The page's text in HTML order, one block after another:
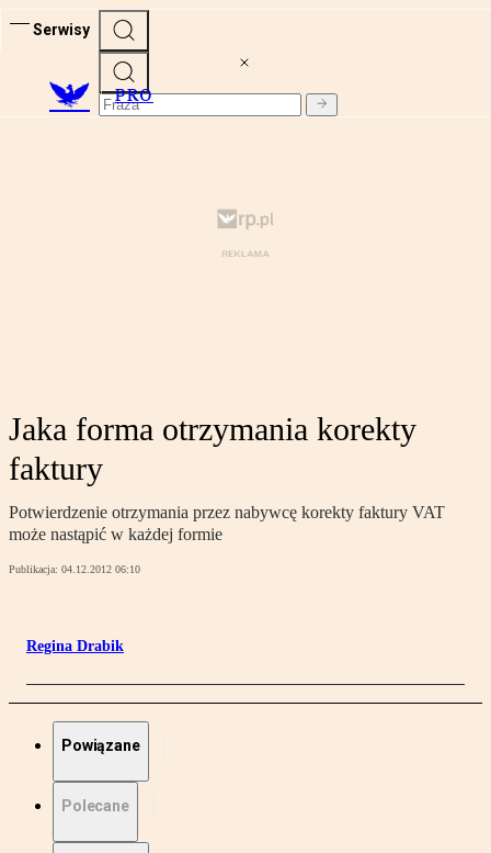
Serwisy
PRO
Jaka forma otrzymania korekty
faktury
Potwierdzenie otrzymania przez nabywcę korekty faktury VAT
może nastąpić w każdej formie
Publikacja: 04.12.2012 06:10
Regina Drabik
Powiązane
Polecane